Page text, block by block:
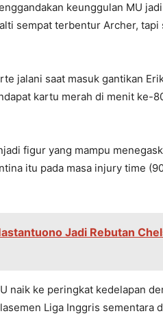
keunggulan MU
sempat terbentur Archer,
jalani saat masuk gantikan
kartu merah di menit ke-
figur yang mampu
itu pada masa injury time
Jadi Rebutan
naik ke peringkat kedelapan
Liga Inggris sementara